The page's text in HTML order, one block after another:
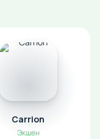
Carrion
Экшен